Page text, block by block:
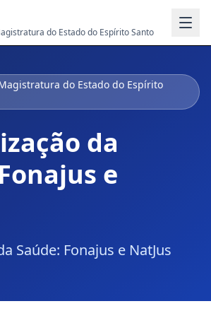
do Estado do Espírito Santo
do Estado do Espírito
da
e
Saúde: Fonajus e NatJus